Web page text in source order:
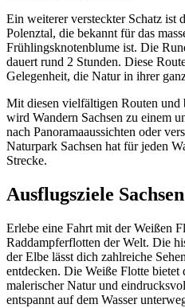
Ein weiterer versteckter Schatz ist
Polenztal, die bekannt für das
Frühlingsknotenblume ist. Die
dauert rund 2 Stunden. Diese
Gelegenheit, die Natur in ihrer
Mit diesen vielfältigen Routen und
wird Wandern Sachsen zu einem
nach Panoramaaussichten oder
Naturpark Sachsen hat für jeden
Strecke.
Ausflugsziele
Erlebe eine Fahrt mit der Weißen
Raddampferflotten der Welt. Die
der Elbe lässt dich zahlreiche
entdecken. Die Weiße Flotte
malerischer Natur und
entspannt auf dem Wasser